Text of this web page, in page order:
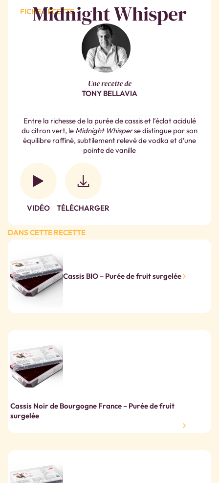
FICHE RECETTE
Midnight Whisper
Une recette de
TONY BELLAVIA
Entre la richesse de la purée de cassis et l’éclat acidulé
du citron vert, le Midnight Whisperse distingue par son
équilibre raffiné, subtilement relevé de vodka et d’une
pointe de vanille
VIDÉO TÉLÉCHARGER
DANS CETTE RECETTE
Cassis BIO – Purée de fruit surgelée
Cassis Noir de Bourgogne France – Purée de fruit
surgelée